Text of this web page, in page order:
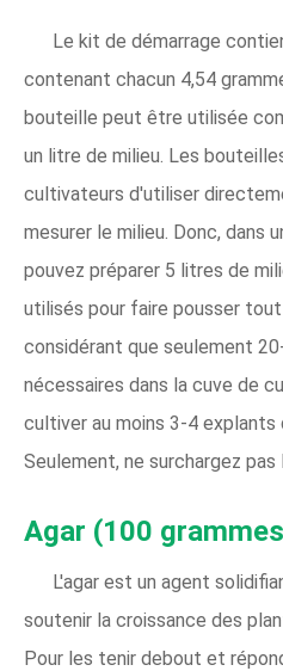
Le kit de démarrage
contenant chacun 4,54
bouteille peut être utilisée
un litre de milieu. Les
cultivateurs d'utiliser
mesurer le milieu. Donc, dans
pouvez préparer 5 litres de
utilisés pour faire pousser
considérant que seulement
nécessaires dans la cuve de
cultiver au moins 3-4 explants
Seulement, ne surchargez
Agar (100
L'agar est un agent
soutenir la croissance des
Pour les tenir debout et